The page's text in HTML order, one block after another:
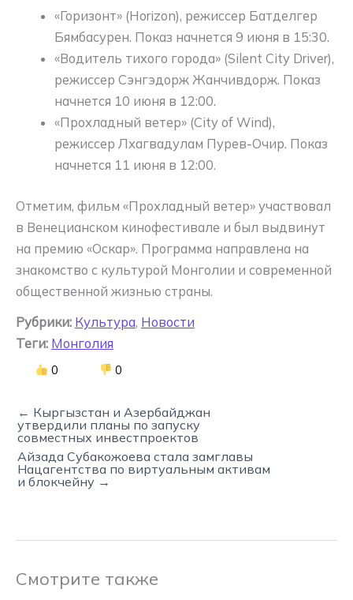
«Горизонт» (Horizon), режиссер Батделгер
Бямбасурен. Показ начнется 9 июня в 15:30.
«Водитель тихого города» (Silent City Driver),
режиссер Сэнгэдорж Жанчивдорж. Показ
начнется 10 июня в 12:00.
«Прохладный ветер» (City of Wind),
режиссер Лхагвадулам Пурев-Очир. Показ
начнется 11 июня в 12:00.
Отметим, фильм «Прохладный ветер» участвовал
в Венецианском кинофестивале и был выдвинут
на премию «Оскар». Программа направлена на
знакомство с культурой Монголии и современной
общественной жизнью страны.
Рубрики: Культура, Новости
Теги: Монголия
0 0
← Кыргызстан и Азербайджан
утвердили планы по запуску
совместных инвестпроектов
Айзада Субакожоева стала замглавы
Нацагентства по виртуальным активам
и блокчейну →
Смотрите также